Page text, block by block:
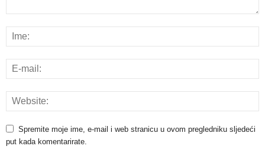
Spremite moje ime, e-mail i web stranicu u ovom pregledniku sljedeći
put kada komentarirate.